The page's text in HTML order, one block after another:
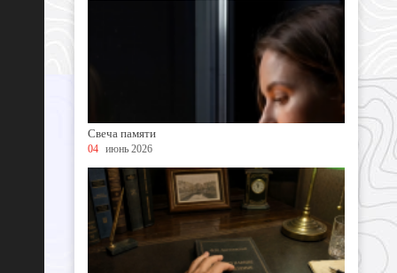
Свеча памяти
04 июнь 2026